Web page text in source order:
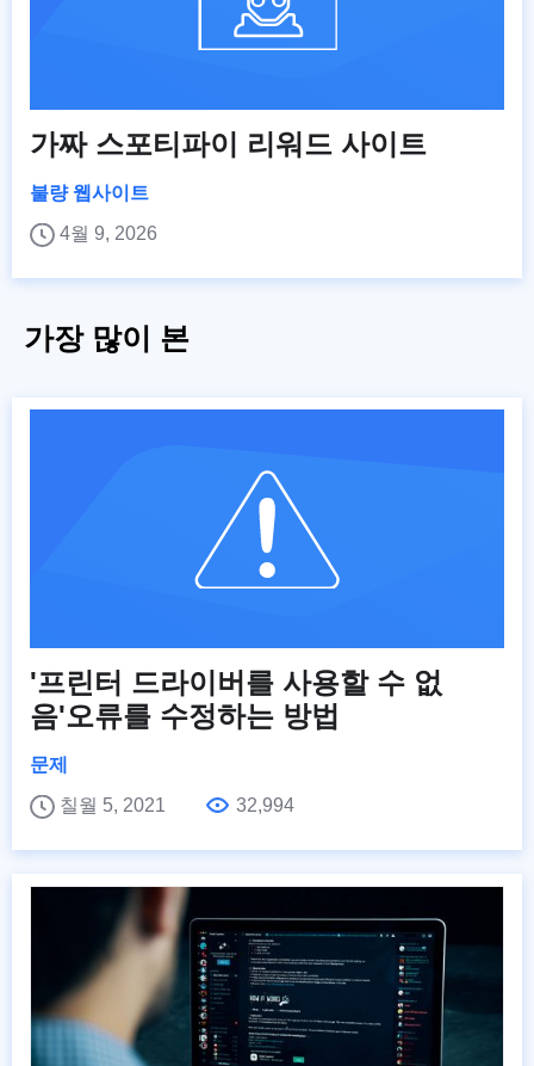
가짜 스포티파이 리워드 사이트
불량 웹사이트
4월 9, 2026
가장 많이 본
'프린터 드라이버를 사용할 수 없
음'오류를 수정하는 방법
문제
칠월 5, 2021
32,994